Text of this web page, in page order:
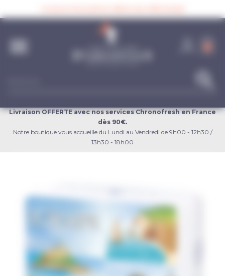

search
Livraison OFFERTE avec nos services Chronofresh en France
dès 90€.
Notre boutique vous accueille du Lundi au Vendredi de 9h00 - 12h30 /
13h30 - 18h00
Panneau de gestion des cookies